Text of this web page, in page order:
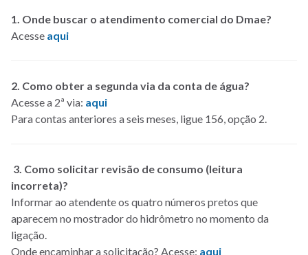
1. Onde buscar o atendimento comercial do Dmae?
Acesse aqui
2. Como obter a segunda via da conta de água?
Acesse a 2ª via: aqui
Para contas anteriores a seis meses, ligue 156, opção 2.
3. Como solicitar revisão de consumo (leitura
incorreta)?
Informar ao atendente os quatro números pretos que
aparecem no mostrador do hidrômetro no momento da
ligação.
Onde encaminhar a solicitação? Acesse: aqui